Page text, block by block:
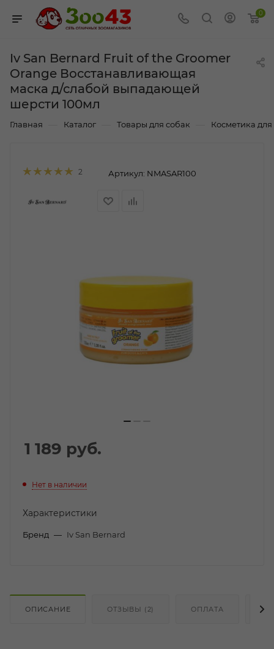
0
Iv San Bernard Fruit of the Groomer
Orange Восстанавливающая
маска д/слабой выпадающей
шерсти 100мл
Главная Каталог Товары для собак Косметика для
2 Артикул: NMASAR100
1 189 руб.
Нет в наличии
Характеристики
Бренд — Iv San Bernard
ОПИСАНИЕ ОТЗЫВЫ (2) ОПЛАТА